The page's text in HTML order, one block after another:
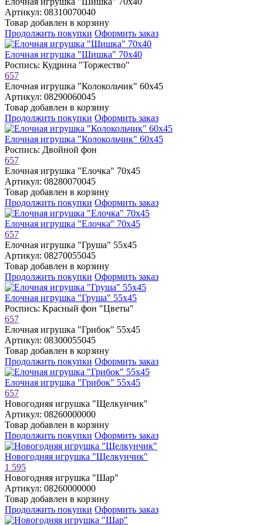
Артикул: 08310070040
Товар добавлен в корзину
Продолжить покупки Оформить заказ
Елочная игрушка "Шишка" 70х40
Роспись: Кудрина "Торжество"
657
Елочная игрушка "Колокольчик" 60х45
Артикул: 08290060045
Товар добавлен в корзину
Продолжить покупки Оформить заказ
Елочная игрушка "Колокольчик" 60х45
Роспись: Двойной фон
657
Елочная игрушка "Елочка" 70х45
Артикул: 08280070045
Товар добавлен в корзину
Продолжить покупки Оформить заказ
Елочная игрушка "Елочка" 70х45
657
Елочная игрушка "Груша" 55х45
Артикул: 08270055045
Товар добавлен в корзину
Продолжить покупки Оформить заказ
Елочная игрушка "Груша" 55х45
Роспись: Красный фон "Цветы"
657
Елочная игрушка "Грибок" 55х45
Артикул: 08300055045
Товар добавлен в корзину
Продолжить покупки Оформить заказ
Елочная игрушка "Грибок" 55х45
657
Новогодняя игрушка "Щелкунчик"
Артикул: 08260000000
Товар добавлен в корзину
Продолжить покупки Оформить заказ
Новогодняя игрушка "Щелкунчик"
1 595
Новогодняя игрушка "Шар"
Артикул: 08260000000
Товар добавлен в корзину
Продолжить покупки Оформить заказ